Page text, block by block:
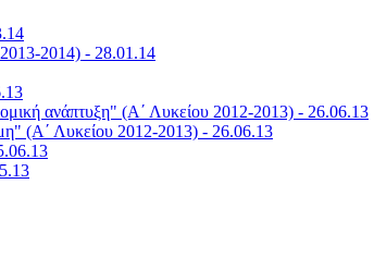
2014) - 28.01.14
ανάπτυξη" (Α΄ Λυκείου 2012-2013) - 26.06.13
(Α΄ Λυκείου 2012-2013) - 26.06.13